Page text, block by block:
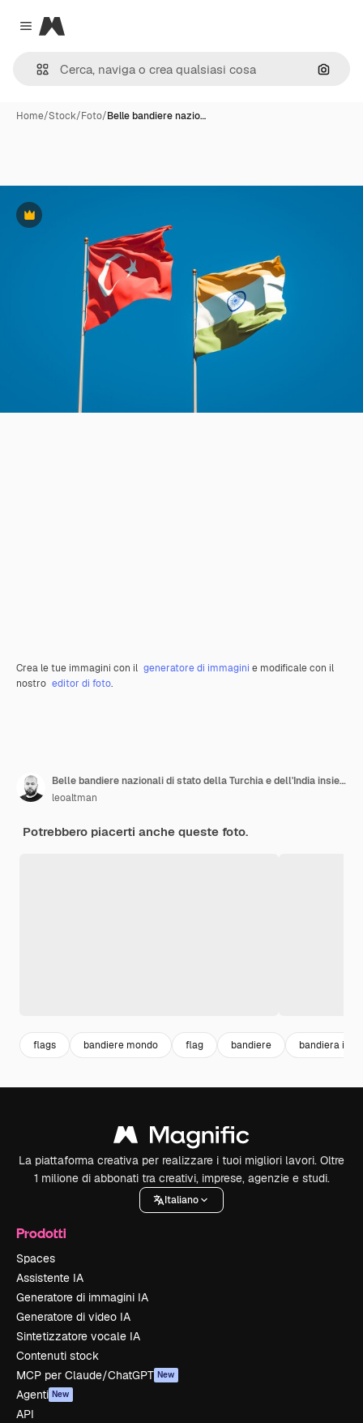
Close menu
Magnific
Cerca
Home/Stock/Foto/Belle bandiere nazio…
Premium
Crea le tue immagini con il generatore di immagini e modificale con il
nostro editor di foto.
Belle bandiere nazionali di stato della Turchia e dell'India insieme
leoaltman
Potrebbero piacerti anche queste foto.
flags bandiere mondo flag bandiere bandiera india
La piattaforma creativa per realizzare i tuoi migliori lavori. Oltre
1 milione di abbonati tra creativi, imprese, agenzie e studi.
Italiano
Prodotti
Spaces
Assistente IA
Generatore di immagini IA
Generatore di video IA
Sintetizzatore vocale IA
Contenuti stock
MCP per Claude/ChatGPT New
Agenti New
API